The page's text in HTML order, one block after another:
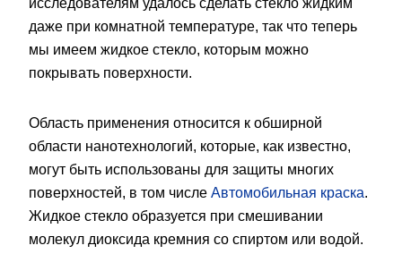
исследователям удалось сделать стекло жидким
даже при комнатной температуре, так что теперь
мы имеем жидкое стекло, которым можно
покрывать поверхности.
Область применения относится к обширной
области нанотехнологий, которые, как известно,
могут быть использованы для защиты многих
поверхностей, в том числе Автомобильная краска.
Жидкое стекло образуется при смешивании
молекул диоксида кремния со спиртом или водой.